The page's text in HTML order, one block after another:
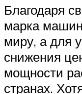
Благодаря
марка
миру, а для
снижения
мощности
странах.